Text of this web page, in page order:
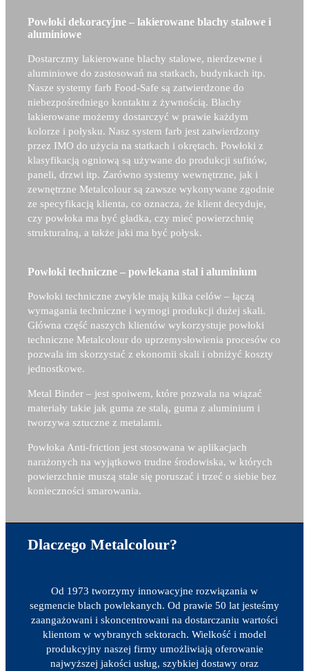
Powłoki dekoracyjne – lakierowane blachy stalowe i
aluminiowe
Dostarczmy lakierowane blachy stalowe, nierdzewne i
aluminiowe do zastosowań na statkach, budynkach itp.
Nasze systemy farb Food-Safe są zatwierdzone do
niebezpośredniego kontaktu z żywnością. Blachy
lakierowane możemy dostarczyć w prawie każdym
kolorze i połysku. Nasz system farb jest zatwierdzony
przez IMO do użycia na statkach i okrętach. Powłoki z
klasyfikacją ogniową są używane do produkcji sufitów,
paneli, drzwi itp. Zarówno systemy wewnętrzne, jak i
zewnętrzne Metalcolour są zawsze wykonywane zgodnie
ze specyfikacją klienta, co oznacza, że klient decyduje,
czy powłoka ma być gładka, czy mieć powierzchnię
strukturalną, a także jaki ma być połysk.
Powłoki techniczne – powlekana stal i aluminium
Powłoki techniczne zwykle mają kilka celów – łączą
wymagania techniczne i wymogi produkcji dużej skali.
Główna część naszych klientów wykorzystuje powłoki
techniczne Metalcolour do uprzemysłowienia procesów co
pozwala im skorzystać z ekonomii skali i obniżyć koszty
jednostkowe.
Metal Binder – jest spoiwem, które pozwala na wiązać
materiały takie jak guma ze stalą, guma z aluminium i
tworzywa sztuczne z metalami.
Powłoka Anti-friction jest stosowana w aplikacjach
narażonych na wyjątkowo trudne środowiska, w których
powierzchnie muszą stale się poruszać i trzeć o siebie bez
konieczności smarowania.
Dlaczego Metalcolour?
Od 1973 tworzymy innowacyjne rozwiązania w
segmencie blach powlekanych. Od prawie 50 lat jesteśmy
zaangażowani i skoncentrowani na dostarczaniu wartości
klientom w wybranych sektorach. Wielkość i model
produkcyjny naszej firmy umożliwiają oferowanie
najwyższej jakości usług, szybkiej dostawy oraz